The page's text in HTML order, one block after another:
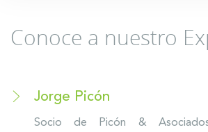
Conoce a nuestro
Jorge Picón
Socio de Picón &